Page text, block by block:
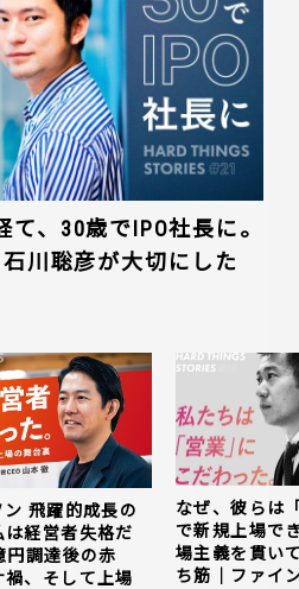
、30歳でIPO社長に。
川聡彦が大切にした
ン 飛躍的成長の
は経営者失格だ
円調達後の赤
禍、そして上場
なぜ、彼らは
で新規上場で
場主義を貫い
ち筋｜ファイ